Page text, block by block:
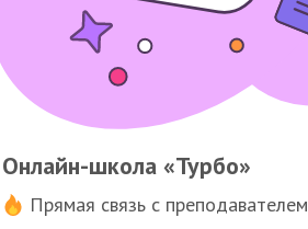
Онлайн-школа «Турбо»
Прямая связь с преподавателем